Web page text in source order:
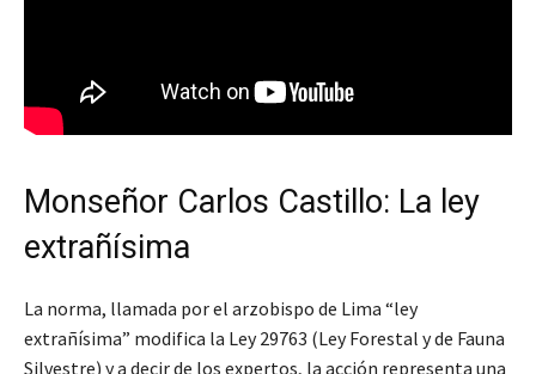
Monseñor Carlos Castillo: La ley
extrañísima
La norma, llamada por el arzobispo de Lima “ley
extrañísima” modifica la Ley 29763 (Ley Forestal y de Fauna
Silvestre) y a decir de los expertos, la acción representa una